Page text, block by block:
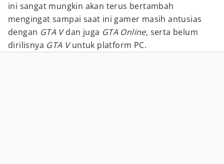
ini sangat mungkin akan terus bertambah
mengingat sampai saat ini gamer masih antusias
dengan GTA Vdan juga GTA Online, serta belum
dirilisnya GTA Vuntuk platform PC.